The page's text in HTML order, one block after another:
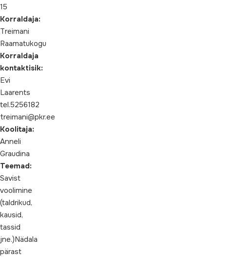
15
Korraldaja:
Treimani
Raamatukogu
Korraldaja
kontaktisik:
Evi
Laarents
tel.5256182
treimani@pkr.ee
Koolitaja:
Anneli
Graudina
Teemad:
Savist
voolimine
(taldrikud,
kausid,
tassid
jne.)Nädala
pärast